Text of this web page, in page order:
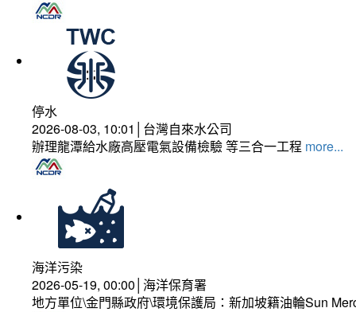
停水
2026-08-03, 10:01│台灣自來水公司
辦理龍潭給水廠高壓電氣設備檢驗 等三合一工程 more...
海洋污染
2026-05-19, 00:00│海洋保育署
地方單位\金門縣政府\環境保護局：新加坡籍油輪Sun